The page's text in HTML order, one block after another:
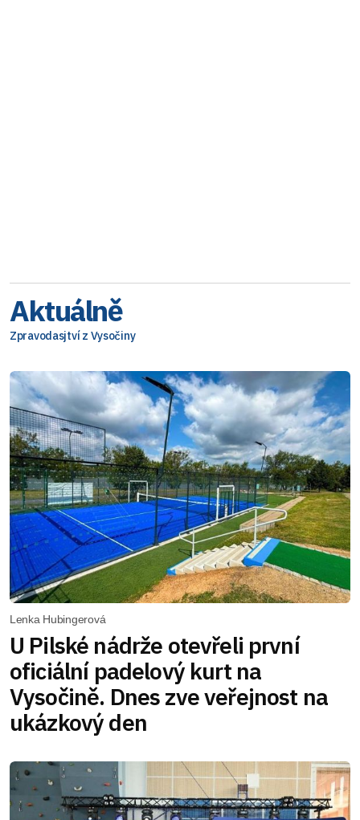
Aktuálně
Zpravodasjtví z Vysočiny
Lenka Hubingerová
U Pilské nádrže otevřeli první
oficiální padelový kurt na
Vysočině. Dnes zve veřejnost na
ukázkový den